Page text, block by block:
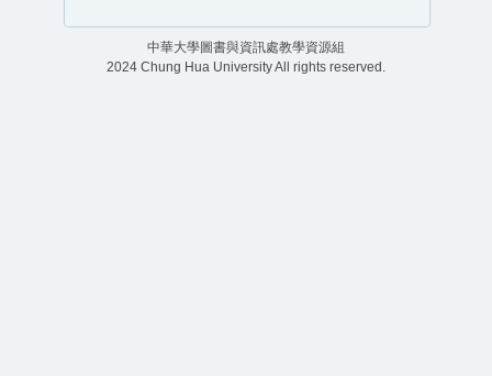
中華大學圖書與資訊處教學資源組
2024 Chung Hua University All rights reserved.